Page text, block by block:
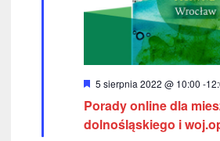
W
r
ó
ż
5 sierpnia 2022 @ 10:00 -
Porady online dla
dolnośląskiego i